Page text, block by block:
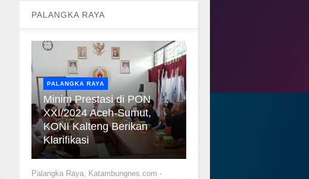
PALANGKA RAYA
PALANGKA RAYA
Minim Prestasi di PON
XXI/2024 Aceh-Sumut,
KONI Kalteng Berikan
Klarifikasi
Palangka Raya, Katambungnes.com -